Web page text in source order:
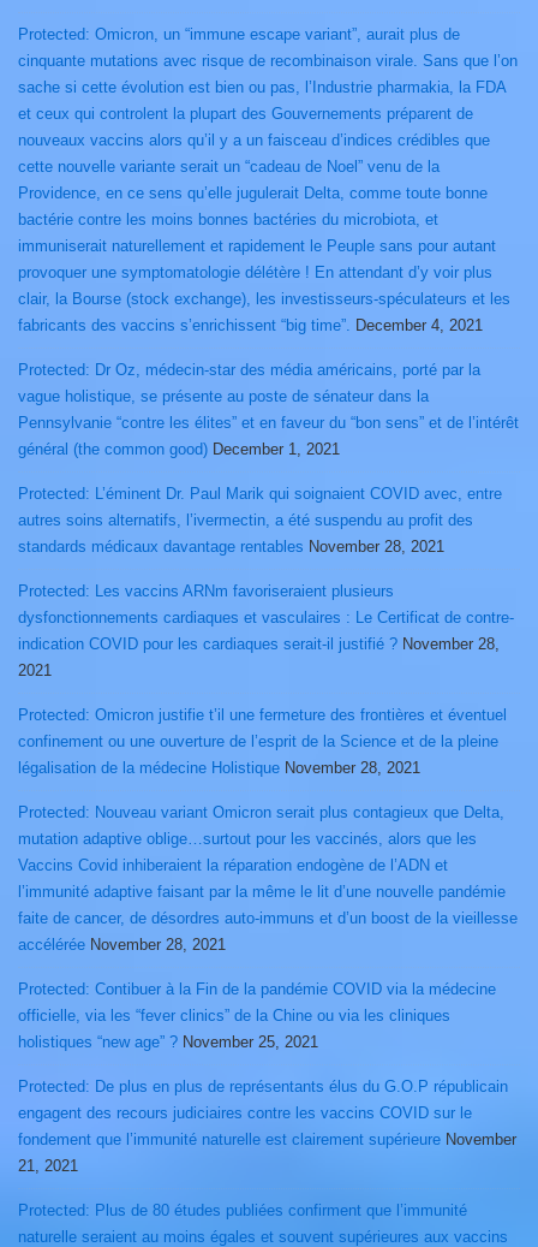
Protected: Omicron, un “immune escape variant”, aurait plus de
cinquante mutations avec risque de recombinaison virale. Sans que l’on
sache si cette évolution est bien ou pas, l’Industrie pharmakia, la FDA
et ceux qui controlent la plupart des Gouvernements préparent de
nouveaux vaccins alors qu’il y a un faisceau d’indices crédibles que
cette nouvelle variante serait un “cadeau de Noel” venu de la
Providence, en ce sens qu’elle jugulerait Delta, comme toute bonne
bactérie contre les moins bonnes bactéries du microbiota, et
immuniserait naturellement et rapidement le Peuple sans pour autant
provoquer une symptomatologie délétère ! En attendant d’y voir plus
clair, la Bourse (stock exchange), les investisseurs-spéculateurs et les
fabricants des vaccins s’enrichissent “big time”. December 4, 2021
Protected: Dr Oz, médecin-star des média américains, porté par la
vague holistique, se présente au poste de sénateur dans la
Pennsylvanie “contre les élites” et en faveur du “bon sens” et de l’intérêt
général (the common good) December 1, 2021
Protected: L’éminent Dr. Paul Marik qui soignaient COVID avec, entre
autres soins alternatifs, l’ivermectin, a été suspendu au profit des
standards médicaux davantage rentables November 28, 2021
Protected: Les vaccins ARNm favoriseraient plusieurs
dysfonctionnements cardiaques et vasculaires : Le Certificat de contre-
indication COVID pour les cardiaques serait-il justifié ? November 28,
2021
Protected: Omicron justifie t’il une fermeture des frontières et éventuel
confinement ou une ouverture de l’esprit de la Science et de la pleine
légalisation de la médecine Holistique November 28, 2021
Protected: Nouveau variant Omicron serait plus contagieux que Delta,
mutation adaptive oblige…surtout pour les vaccinés, alors que les
Vaccins Covid inhiberaient la réparation endogène de l’ADN et
l’immunité adaptive faisant par la même le lit d’une nouvelle pandémie
faite de cancer, de désordres auto-immuns et d’un boost de la vieillesse
accélérée November 28, 2021
Protected: Contibuer à la Fin de la pandémie COVID via la médecine
officielle, via les “fever clinics” de la Chine ou via les cliniques
holistiques “new age” ? November 25, 2021
Protected: De plus en plus de représentants élus du G.O.P républicain
engagent des recours judiciaires contre les vaccins COVID sur le
fondement que l’immunité naturelle est clairement supérieure November
21, 2021
Protected: Plus de 80 études publiées confirment que l’immunité
naturelle seraient au moins égales et souvent supérieures aux vaccins